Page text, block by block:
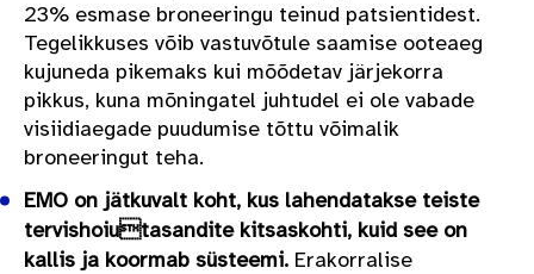
23% esmase broneeringu teinud patsientidest.
Tegelikkuses võib vastuvõtule saamise ooteaeg
kujuneda pikemaks kui mõõdetav järjekorra
pikkus, kuna mõningatel juhtudel ei ole vabade
visiidiaegade puudumise tõttu võimalik
broneeringut teha.
EMO on jätkuvalt koht, kus lahendatakse teiste
tervishoiutasandite kitsaskohti, kuid see on
kallis ja koormab süsteemi. Erakorralise